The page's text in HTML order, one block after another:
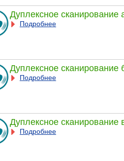
Дуплексное сканирование
Подробнее
Дуплексное
Подробнее
Дуплексное сканирование
Подробнее